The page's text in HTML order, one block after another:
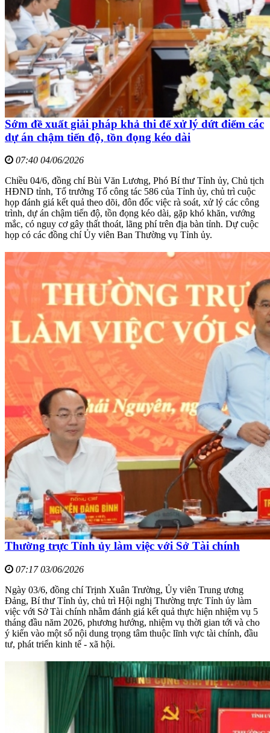
Sớm đề xuất giải pháp khả thi để xử lý dứt điểm các
dự án chậm tiến độ, tồn đọng kéo dài
07:40 04/06/2026
Chiều 04/6, đồng chí Bùi Văn Lương, Phó Bí thư Tỉnh ủy, Chủ tịch
HĐND tỉnh, Tổ trưởng Tổ công tác 586 của Tỉnh ủy, chủ trì cuộc
họp đánh giá kết quả theo dõi, đôn đốc việc rà soát, xử lý các công
trình, dự án chậm tiến độ, tồn đọng kéo dài, gặp khó khăn, vướng
mắc, có nguy cơ gây thất thoát, lãng phí trên địa bàn tỉnh. Dự cuộc
họp có các đồng chí Ủy viên Ban Thường vụ Tỉnh ủy.
Thường trực Tỉnh ủy làm việc với Sở Tài chính
07:17 03/06/2026
Ngày 03/6, đồng chí Trịnh Xuân Trường, Ủy viên Trung ương
Đảng, Bí thư Tỉnh ủy, chủ trì Hội nghị Thường trực Tỉnh ủy làm
việc với Sở Tài chính nhằm đánh giá kết quả thực hiện nhiệm vụ 5
tháng đầu năm 2026, phương hướng, nhiệm vụ thời gian tới và cho
ý kiến vào một số nội dung trọng tâm thuộc lĩnh vực tài chính, đầu
tư, phát triển kinh tế - xã hội.